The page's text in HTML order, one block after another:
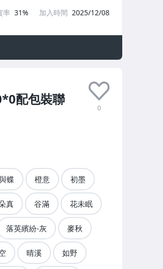
配包裝聯
0
蝶 橙意 初墨
真 谷滿 花未眠
落英繽紛-灰 麥秋
晴溪 如野
率 31% 加入時間 2025/12/08